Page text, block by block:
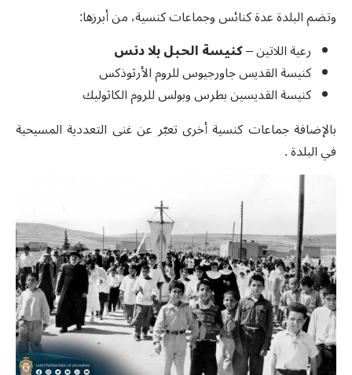
وتضم البلدة عدة كنائس وجماعات كنسية، من أبرزها:
رعية اللاتين –كنيسة الحبل بلا دنس
كنيسة القديس جاورجيوس للروم الأرثوذكس
كنيسة القديسين بطرس وبولس للروم الكاثوليك
بالإضافة جماعات كنسية أخرى تعبّر عن غنى التعددية المسيحية
في البلدة .